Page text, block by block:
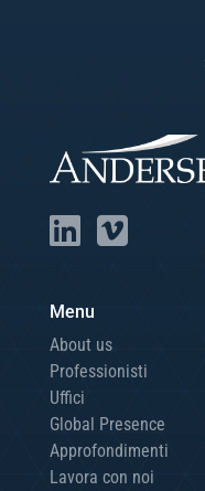
Menu
About us
Professionisti
Uffici
Global Presence
Approfondimenti
Lavora con noi